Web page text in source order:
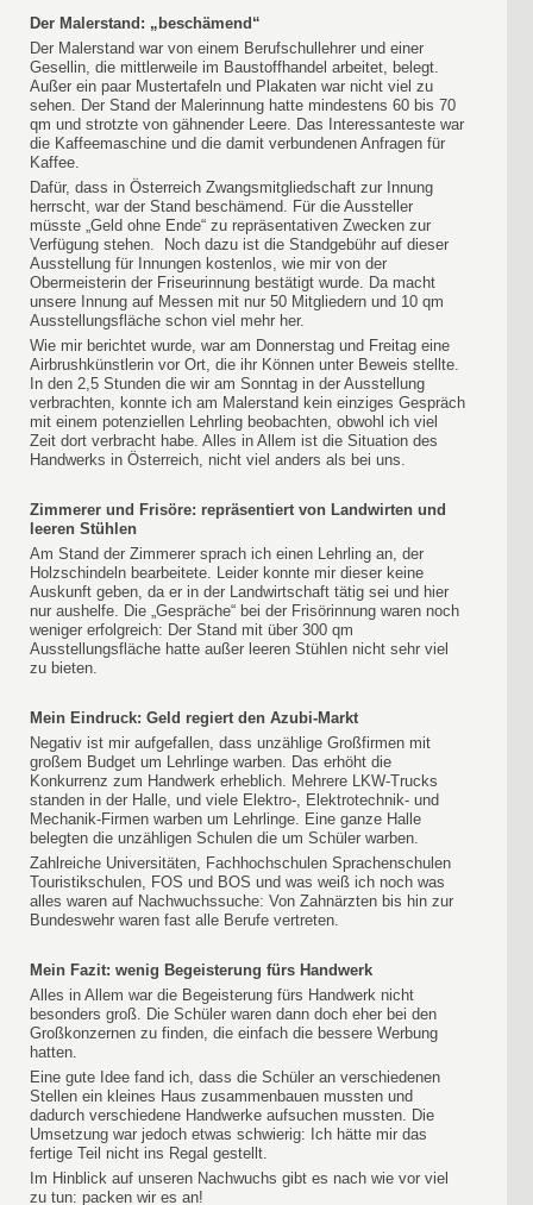
Der Malerstand: „beschämend“
Der Malerstand war von einem Berufschullehrer und einer
Gesellin, die mittlerweile im Baustoffhandel arbeitet, belegt.
Außer ein paar Mustertafeln und Plakaten war nicht viel zu
sehen. Der Stand der Malerinnung hatte mindestens 60 bis 70
qm und strotzte von gähnender Leere. Das Interessanteste war
die Kaffeemaschine und die damit verbundenen Anfragen für
Kaffee.
Dafür, dass in Österreich Zwangsmitgliedschaft zur Innung
herrscht, war der Stand beschämend. Für die Aussteller
müsste „Geld ohne Ende“ zu repräsentativen Zwecken zur
Verfügung stehen. Noch dazu ist die Standgebühr auf dieser
Ausstellung für Innungen kostenlos, wie mir von der
Obermeisterin der Friseurinnung bestätigt wurde. Da macht
unsere Innung auf Messen mit nur 50 Mitgliedern und 10 qm
Ausstellungsfläche schon viel mehr her.
Wie mir berichtet wurde, war am Donnerstag und Freitag eine
Airbrushkünstlerin vor Ort, die ihr Können unter Beweis stellte.
In den 2,5 Stunden die wir am Sonntag in der Ausstellung
verbrachten, konnte ich am Malerstand kein einziges Gespräch
mit einem potenziellen Lehrling beobachten, obwohl ich viel
Zeit dort verbracht habe. Alles in Allem ist die Situation des
Handwerks in Österreich, nicht viel anders als bei uns.
Zimmerer und Frisöre: repräsentiert von Landwirten und
leeren Stühlen
Am Stand der Zimmerer sprach ich einen Lehrling an, der
Holzschindeln bearbeitete. Leider konnte mir dieser keine
Auskunft geben, da er in der Landwirtschaft tätig sei und hier
nur aushelfe. Die „Gespräche“ bei der Frisörinnung waren noch
weniger erfolgreich: Der Stand mit über 300 qm
Ausstellungsfläche hatte außer leeren Stühlen nicht sehr viel
zu bieten.
Mein Eindruck: Geld regiert den Azubi-Markt
Negativ ist mir aufgefallen, dass unzählige Großfirmen mit
großem Budget um Lehrlinge warben. Das erhöht die
Konkurrenz zum Handwerk erheblich. Mehrere LKW-Trucks
standen in der Halle, und viele Elektro-, Elektrotechnik- und
Mechanik-Firmen warben um Lehrlinge. Eine ganze Halle
belegten die unzähligen Schulen die um Schüler warben.
Zahlreiche Universitäten, Fachhochschulen Sprachenschulen
Touristikschulen, FOS und BOS und was weiß ich noch was
alles waren auf Nachwuchssuche: Von Zahnärzten bis hin zur
Bundeswehr waren fast alle Berufe vertreten.
Mein Fazit: wenig Begeisterung fürs Handwerk
Alles in Allem war die Begeisterung fürs Handwerk nicht
besonders groß. Die Schüler waren dann doch eher bei den
Großkonzernen zu finden, die einfach die bessere Werbung
hatten.
Eine gute Idee fand ich, dass die Schüler an verschiedenen
Stellen ein kleines Haus zusammenbauen mussten und
dadurch verschiedene Handwerke aufsuchen mussten. Die
Umsetzung war jedoch etwas schwierig: Ich hätte mir das
fertige Teil nicht ins Regal gestellt.
Im Hinblick auf unseren Nachwuchs gibt es nach wie vor viel
zu tun: packen wir es an!